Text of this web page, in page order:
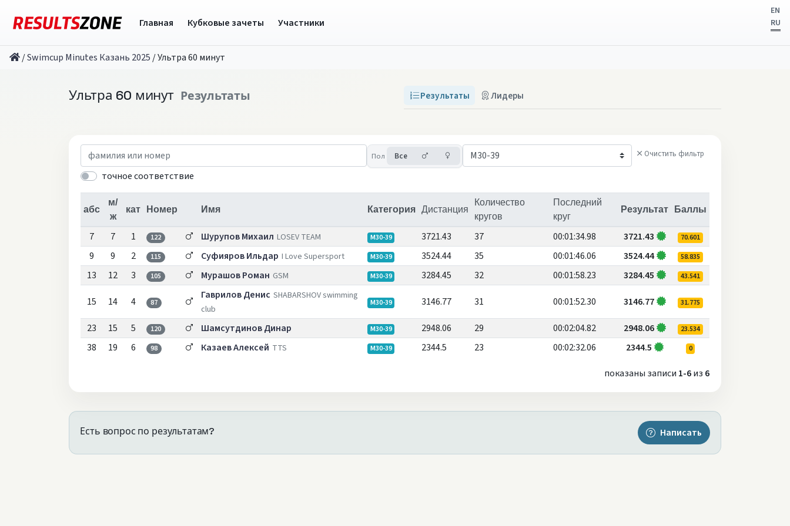
Главная Кубковые зачеты Участники
EN
RU
/Swimcup Minutes Казань 2025 /Ультра 60 минут
Ультра 60 минут Результаты Результаты Лидеры
точное соответствие
Пол Все МужчиныЖенщины Очистить фильтр
абс
м/
ж
кат Номер Имя Категория Дистанция
Количество
кругов
Последний
круг
Результат Баллы
7 7 1 122 Шурупов Михаил LOSEV TEAM M30-39 3721.43 37 00:01:34.98 3721.43 70.601
9 9 2 115 Суфияров Ильдар I Love Supersport M30-39 3524.44 35 00:01:46.06 3524.44 58.835
13 12 3 105 Мурашов Роман GSM M30-39 3284.45 32 00:01:58.23 3284.45 43.541
15 14 4 87
Гаврилов Денис SHABARSHOV swimming
club
M30-39 3146.77 31 00:01:52.30 3146.77 31.775
23 15 5 120 Шамсутдинов Динар M30-39 2948.06 29 00:02:04.82 2948.06 23.534
38 19 6 98 Казаев Алексей TTS M30-39 2344.5 23 00:02:32.06 2344.5 0
показаны записи 1-6из 6
Есть вопрос по результатам? Написать